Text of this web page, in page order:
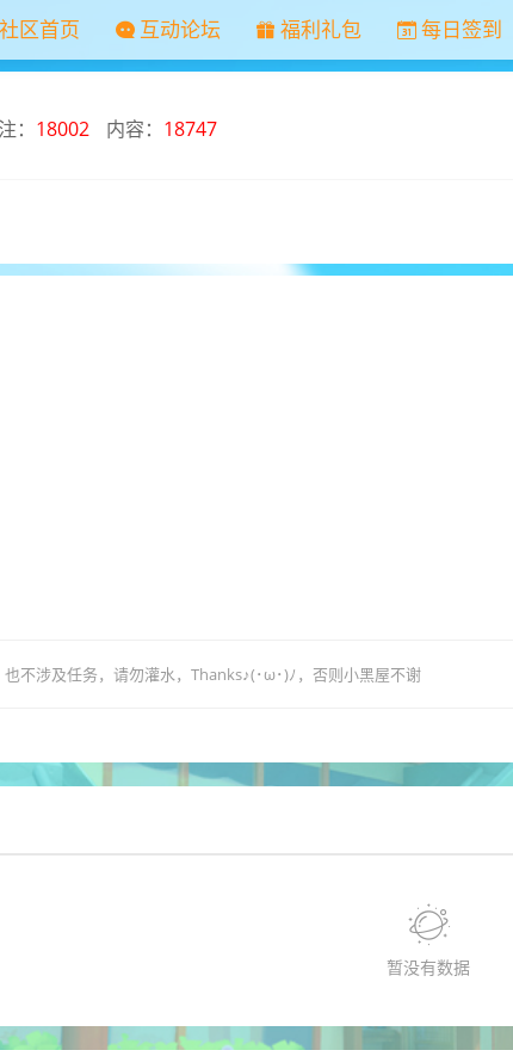
社区首页 互动论坛 福利礼包 每日签到
： 18002 内容： 18747
不涉及任务，请勿灌水，Thanks♪(･ω･)ﾉ，否则小黑屋不谢
暂没有数据